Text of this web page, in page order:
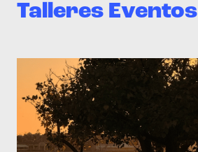
Talleres Eventos
>Teen Media Arts Studio –